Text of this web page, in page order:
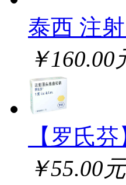
泰西 注
￥160.00
【罗氏
￥55.00元